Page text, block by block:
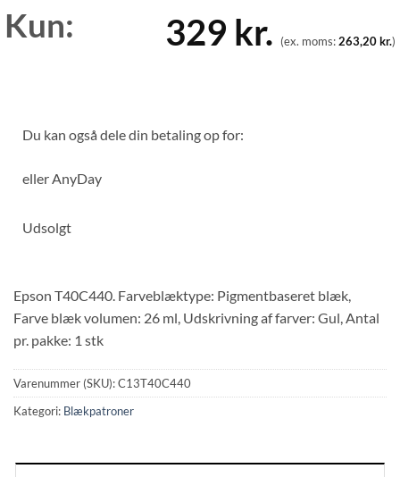
Kun: 329 kr. (ex. moms:263,20kr.)
Du kan også dele din betaling op for:
ellerAnyDay
Udsolgt
Epson T40C440. Farveblæktype: Pigmentbaseret blæk,
Farve blæk volumen: 26 ml, Udskrivning af farver: Gul, Antal
pr. pakke: 1 stk
Varenummer (SKU):C13T40C440
Kategori: Blækpatroner